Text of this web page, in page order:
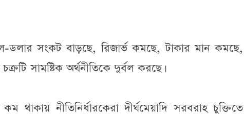
ডলার সংকট বাড়ছে, রিজার্ভ কমছে, টাকার মান কমছে,
সামষ্টিক অর্থনীতিকে দুর্বল করছে।
নীতিনির্ধারকেরা দীর্ঘমেয়াদি সরবরাহ চুক্তিতে